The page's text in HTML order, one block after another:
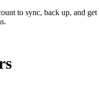
to sync, back up, and get